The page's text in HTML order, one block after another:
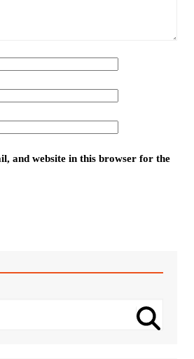
and website in this browser for the